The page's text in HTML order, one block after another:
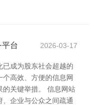
台 2026-03-17
已成为股东社会超越的
高效、方便的信息网
的关键举措。 信息网站
企业与公众之间疏通